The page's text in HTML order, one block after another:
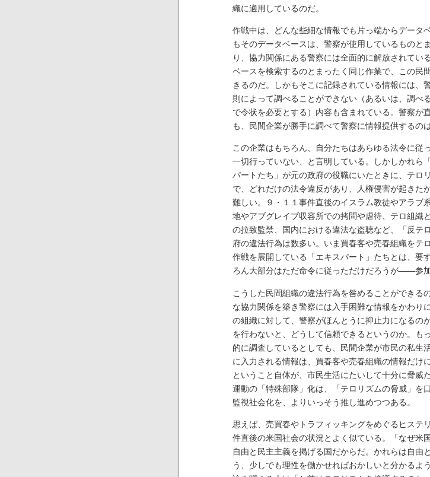
織に適用しているのだ。
作戦中は、どんな些細な情報でも片っ端からデータ
もそのデータベースは、警察が使用しているものと
り、協力関係にある警察には全面的に解放されてい
ベースを検索するのとまったく同じ作業で、この民
きるのだ。しかもそこに記録されている情報には、
則によって調べることができない（あるいは、調べ
で令状を必要とする）内容も含まれている。警察が
も、民間企業が勝手に調べて警察に情報提供するの
この企業はもちろん、自分たちはあらゆる法令に従
一切行っていない、と言明している。しかしかれら
パートたち」が元の政府の役職にいたときに、テロ
で、どれだけの法令違反があり、人権侵害が起きた
難しい。９・１１事件直後のイスラム教徒やアラブ
地やアブグレイブ収容所での拷問や虐待、テロ組織
の拉致監禁、国内における違法な盗聴など、「反テ
府の違法行為は数多い。いま買春客や売春組織をテ
作戦を展開している「エキスパート」たちとは、
ろん大部分はただ命令に従っただけだろうが――参加
こうした民間組織の違法行為を咎めることができる
な協力関係を築き警察には入手困難な情報をかわり
の組織に対して、警察がほんとうに抑止力になるの
を行わないと、どうして信頼できるというのか。も
的に調査しているとしても、民間企業が市民の私
に入力される情報は、買春客や売春組織の情報だ
ということ自体が、市民生活にたいして十分に脅威
運動の「特殊部隊」化は、「テロリズムの脅威」を
監視社会化を、よりいっそう推し進めつつある。
思えば、売買春やトラフィッキングをめぐるヒステ
件直後の米国社会の状況とよく似ている。「なぜ米
自由と民主主義を掲げる国だからだ。かれらは自由
う、少しでも理性を働かせればおかしいと分かるよ